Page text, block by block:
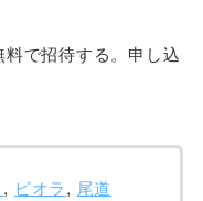
で招待する。申し込
, ビオラ, 尾道